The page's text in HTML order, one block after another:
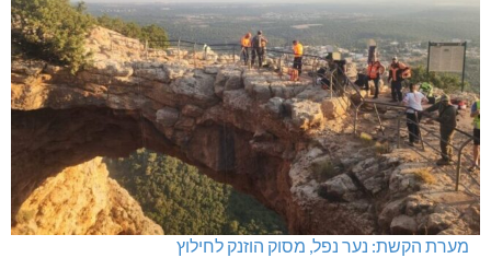
מערת הקשת: נער נפל, מסוק הוזנק לחילוץ